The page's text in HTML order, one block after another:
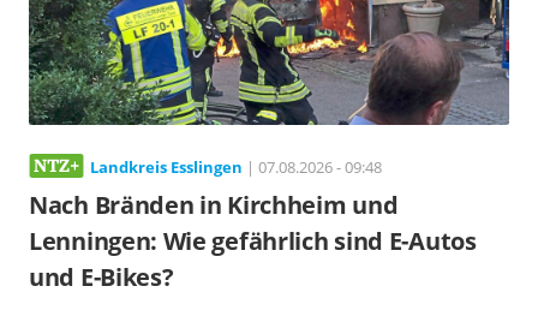
Landkreis Esslingen | 07.08.2026 - 09:48
Nach Bränden in Kirchheim und
Lenningen: Wie gefährlich sind E-Autos
und E-Bikes?